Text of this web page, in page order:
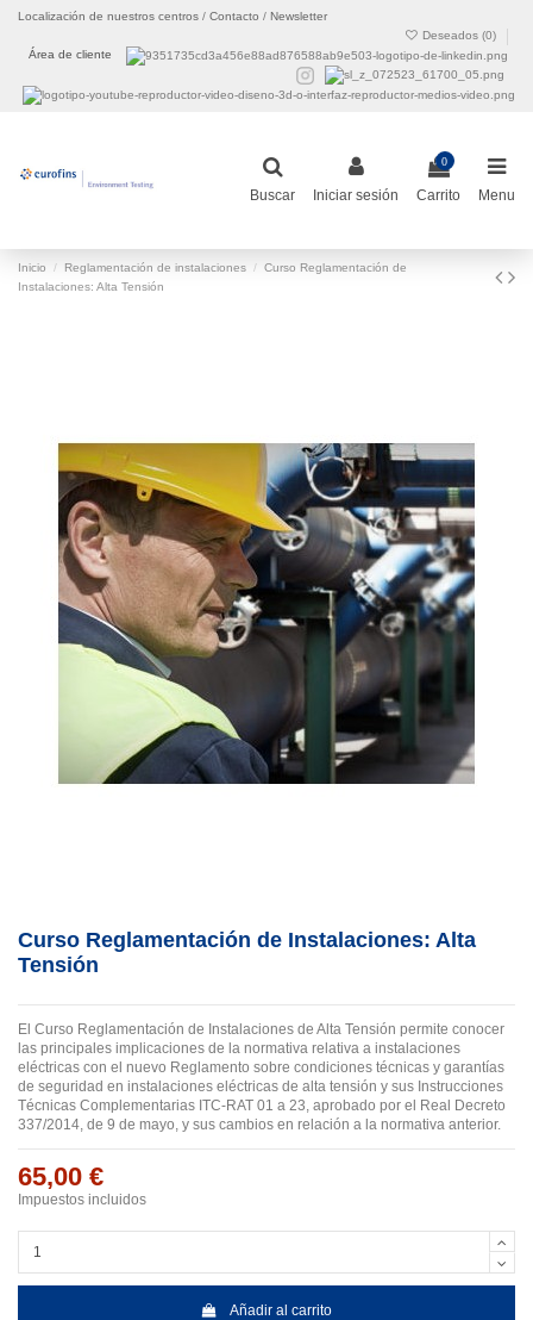
Localización de nuestros centros / Contacto / Newsletter
Deseados (0)
Área de cliente
Buscar Iniciar sesión
0
Carrito Menu
Inicio Reglamentación de instalaciones
Curso Reglamentación de
Instalaciones: Alta Tensión
Curso Reglamentación de Instalaciones: Alta
Tensión
El Curso Reglamentación de Instalaciones de Alta Tensión permite conocer
las principales implicaciones de la normativa relativa a instalaciones
eléctricas con el nuevo Reglamento sobre condiciones técnicas y garantías
de seguridad en instalaciones eléctricas de alta tensión y sus Instrucciones
Técnicas Complementarias ITC-RAT 01 a 23, aprobado por el Real Decreto
337/2014, de 9 de mayo, y sus cambios en relación a la normativa anterior.
65,00 €
Impuestos incluidos
Añadir al carrito